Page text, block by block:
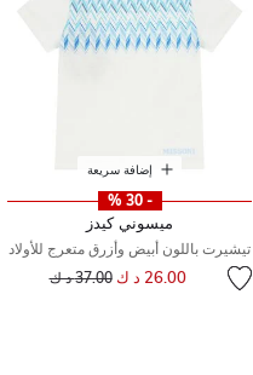
إضافة سريعة
- 30 %
ميسوني كيدز
تيشيرت باللون أبيض وأزرق متعرج للأولاد
26.00 د ك سعر مخفض من
37.00 د ك إلى